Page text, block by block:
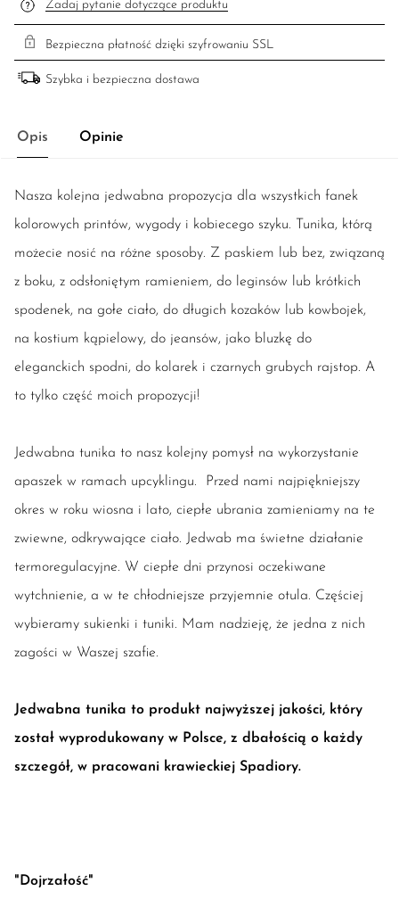
Zadaj pytanie dotyczące produktu
Bezpieczna płatność dzięki szyfrowaniu SSL
Szybka i bezpieczna dostawa
Opis Opinie
Nasza kolejna jedwabna propozycja dla wszystkich fanek
kolorowych printów, wygody i kobiecego szyku. Tunika, którą
możecie nosić na różne sposoby. Z paskiem lub bez, związaną
z boku, z odsłoniętym ramieniem, do leginsów lub krótkich
spodenek, na gołe ciało, do długich kozaków lub kowbojek,
na kostium kąpielowy, do jeansów, jako bluzkę do
eleganckich spodni, do kolarek i czarnych grubych rajstop. A
to tylko część moich propozycji!
Jedwabna tunika to nasz kolejny pomysł na wykorzystanie
apaszek w ramach upcyklingu. Przed nami najpiękniejszy
okres w roku wiosna i lato, ciepłe ubrania zamieniamy na te
zwiewne, odkrywające ciało. Jedwab ma świetne działanie
termoregulacyjne. W ciepłe dni przynosi oczekiwane
wytchnienie, a w te chłodniejsze przyjemnie otula. Częściej
wybieramy sukienki i tuniki. Mam nadzieję, że jedna z nich
zagości w Waszej szafie.
Jedwabna tunika to produkt najwyższej jakości, który
został wyprodukowany w Polsce, z dbałością o każdy
szczegół, w pracowani krawieckiej Spadiory.
"Dojrzałość"